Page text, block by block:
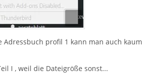
Adressbuch profil 1 kann man auch kaum
I , weil die Dateigröße sonst...